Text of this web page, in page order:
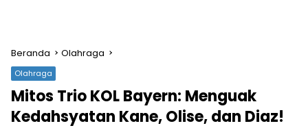
Beranda Olahraga
Olahraga
Mitos Trio KOL Bayern: Menguak
Kedahsyatan Kane, Olise, dan Diaz!